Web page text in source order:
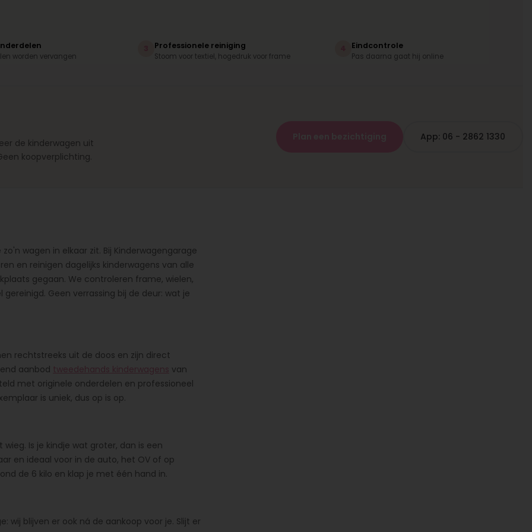
worden vervangen
Professionele reiniging
Stoom voor textiel, hogedruk voor frame
Eindcontrole
Pas daarna gaat hij online
de kinderwagen uit
koopverplichting.
App: 06 - 2862 1330
wagen in elkaar zit. Bij Kinderwagengarage
en reinigen dagelijks kinderwagens van alle
gegaan. We controleren frame, wielen,
Geen verrassing bij de deur: wat je
rechtstreeks uit de doos en zijn direct
aanbod tweedehands kinderwagens van
met originele onderdelen en professioneel
is uniek, dus op is op.
Is je kindje wat groter, dan is een
en ideaal voor in de auto, het OV of op
de 6 kilo en klap je met één hand in.
wij blijven er ook ná de aankoop voor je. Slijt er